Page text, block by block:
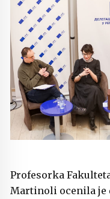
Profesorka
Martinoli ocenila je